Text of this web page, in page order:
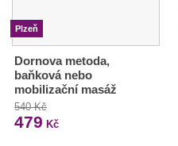
Plzeň
Dornova metoda,
baňková nebo
mobilizační masáž
540 Kč
479 Kč